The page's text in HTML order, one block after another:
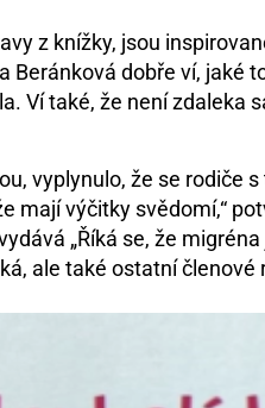
z knížky, jsou
dobře ví, jaké
Ví také, že není zdaleka
vyplynulo, že se rodiče
výčitky svědomí,“
„Říká se, že
ale také ostatní členové